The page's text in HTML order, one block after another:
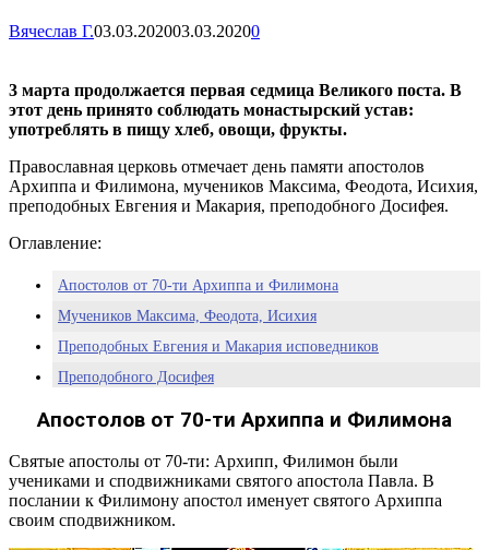
Вячеслав Г.03.03.202003.03.20200
3 марта продолжается первая седмица Великого поста. В
этот день принято соблюдать монастырский устав:
употреблять в пищу хлеб, овощи, фрукты.
Православная церковь отмечает день памяти апостолов
Архиппа и Филимона, мучеников Максима, Феодота, Исихия,
преподобных Евгения и Макария, преподобного Досифея.
Оглавление:
Апостолов от 70-ти Архиппа и Филимона
Мучеников Максима, Феодота, Исихия
Преподобных Евгения и Макария исповедников
Преподобного Досифея
Какой сегодня праздник 3 марта 2020: церковный
праздник Овсянки
Праздники сегодня
Апостолов от 70-ти Архиппа и Филимона
Святые апостолы от 70-ти: Архипп, Филимон были
учениками и сподвижниками святого апостола Павла. В
послании к Филимону апостол именует святого Архиппа
своим сподвижником.